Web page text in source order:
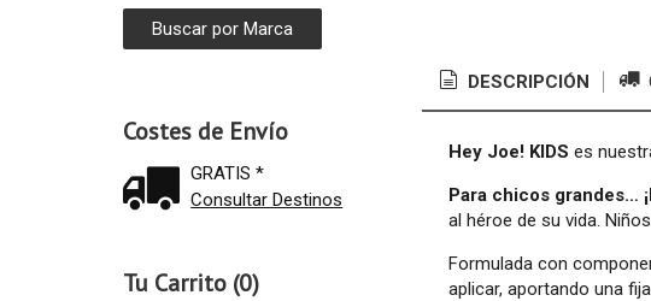
Costes de Envío
GRATIS *
Consultar Destinos
Tu Carrito (0)
DESCRIPCIÓN
Hey Joe! KIDS es
Para chicos grandes…
al héroe de su vida.
Formulada con
aplicar, aportando una